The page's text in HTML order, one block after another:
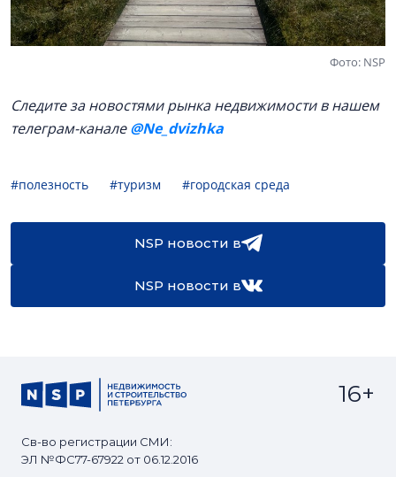
Фото: NSP
Следите за новостями рынка недвижимости в нашем
телеграм-канале@Ne_dvizhka
#полезность #туризм #городская среда
NSP новости в
NSP новости в
Св-во регистрации СМИ:
ЭЛ №ФС77-67922 от 06.12.2016
16+